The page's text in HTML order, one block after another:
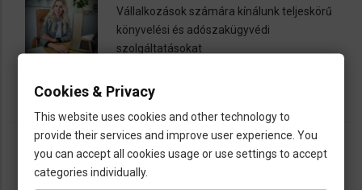
Vállalkozások számára kínálunk teljeskörű
könyvelési és adószakügyvédi
szolgáltatásokat
Cookies & Privacy
This website uses cookies and other technology to
provide their services and improve user experience. You
you can accept all cookies usage or use settings to accept
categories individually.